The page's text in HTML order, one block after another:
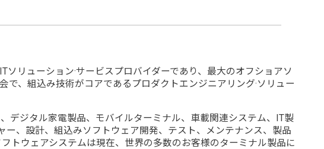
リューション·サービスプロバイダーであり、最大のオフショアソ
、組込み技術がコアであるプロダクトエンジニアリング·ソリュー
デジタル家電製品、モバイルターミナル、車載関連システム、IT製
、設計、組込みソフトウェア開発、テスト、メンテナンス、製品
トウェアシステムは現在、世界の多数のお客様のターミナル製品に